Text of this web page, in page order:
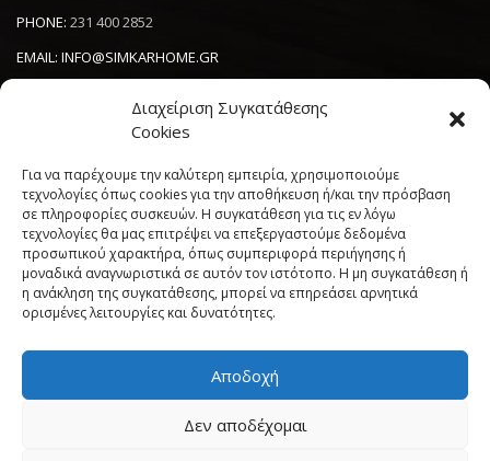
Διαχείριση Συγκατάθεσης
Cookies
Για να παρέχουμε την καλύτερη εμπειρία, χρησιμοποιούμε
τεχνολογίες όπως cookies για την αποθήκευση ή/και την πρόσβαση
σε πληροφορίες συσκευών. Η συγκατάθεση για τις εν λόγω
τεχνολογίες θα μας επιτρέψει να επεξεργαστούμε δεδομένα
προσωπικού χαρακτήρα, όπως συμπεριφορά περιήγησης ή
μοναδικά αναγνωριστικά σε αυτόν τον ιστότοπο. Η μη συγκατάθεση ή
η ανάκληση της συγκατάθεσης, μπορεί να επηρεάσει αρνητικά
ορισμένες λειτουργίες και δυνατότητες.
Αποδοχή
Δεν αποδέχομαι
PHONE: 231 400 2852
EMAIL: INFO@SIMKARHOME.GR
NEWSLETTER
----------------------
Πολιτική Cookies (ΕΕ)
Όροι και Προϋποθέσεις
Δήλωση Απορρήτου
My account